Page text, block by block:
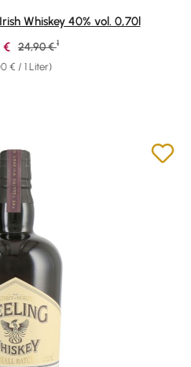
von 4.84 von 5 Sternen
Whiskey 40% vol. 0,70l
€ / 1 Liter)
Verkaufspreis:
€ Regulärer Preis:
24,90 € 1